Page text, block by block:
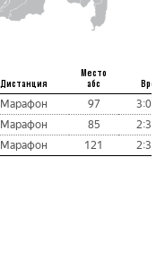
Дистанция
Место
абс
Марафон 97
Марафон 85
Марафон 121